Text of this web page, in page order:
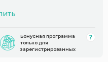
Бонусная программа
только для
зарегистрированных